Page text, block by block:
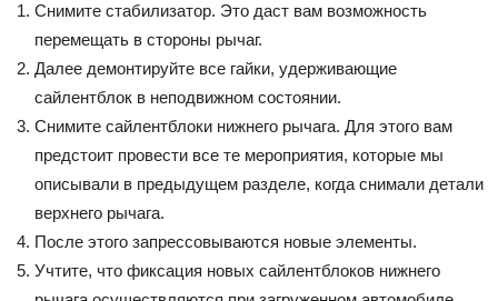
Снимите стабилизатор. Это даст вам возможность
перемещать в стороны рычаг.
Далее демонтируйте все гайки, удерживающие
сайлентблок в неподвижном состоянии.
Снимите сайлентблоки нижнего рычага. Для этого вам
предстоит провести все те мероприятия, которые мы
описывали в предыдущем разделе, когда снимали детали
верхнего рычага.
После этого запрессовываются новые элементы.
Учтите, что фиксация новых сайлентблоков нижнего